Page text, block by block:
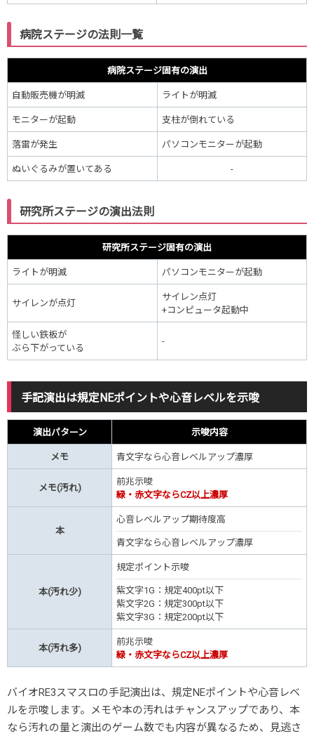
病院ステージの法則一覧
病院ステージ固有の演出
自動販売機が明滅 ライトが明滅
モニターが起動 支柱が倒れている
落雷が発生 パソコンモニターが起動
ぬいぐるみが置いてある -
研究所ステージの演出法則
研究所ステージ固有の演出
ライトが明滅 パソコンモニターが起動
サイレンが点灯
サイレン点灯
+コンピュータ起動中
怪しい鉄板が
ぶら下がっている
-
手記演出は規定NEポイントや心音レベルを示唆
演出パターン 示唆内容
メモ 青文字なら心音レベルアップ濃厚
メモ(汚れ)
前兆示唆
緑・赤文字ならCZ以上濃厚
本
心音レベルアップ期待度高
青文字なら心音レベルアップ濃厚
本(汚れ少)
規定ポイント示唆
紫文字1G：規定400pt以下
紫文字2G：規定300pt以下
紫文字3G：規定200pt以下
本(汚れ多)
前兆示唆
緑・赤文字ならCZ以上濃厚
バイオRE3スマスロの手記演出は、規定NEポイントや心音レベ
ルを示唆します。メモや本の汚れはチャンスアップであり、本
なら汚れの量と演出のゲーム数でも内容が異なるため、見逃さ